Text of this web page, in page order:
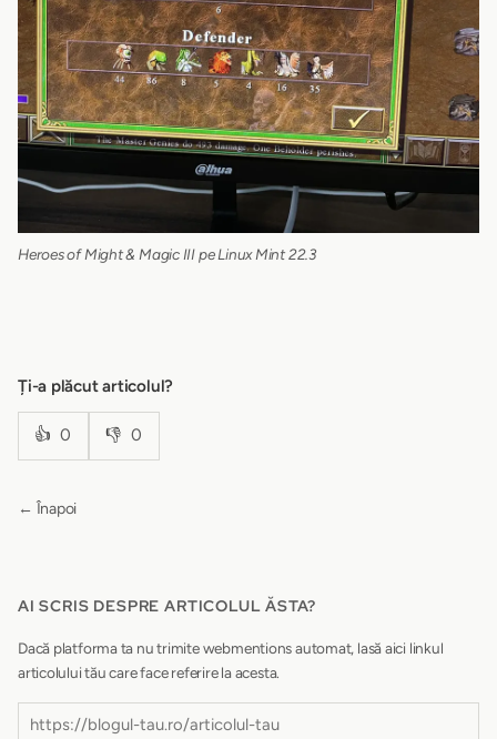
Heroes of Might & Magic III pe Linux Mint 22.3
Ți-a plăcut articolul?
👍 0 👎 0
← Înapoi
AI SCRIS DESPRE ARTICOLUL ĂSTA?
Dacă platforma ta nu trimite webmentions automat, lasă aici linkul
articolului tău care face referire la acesta.